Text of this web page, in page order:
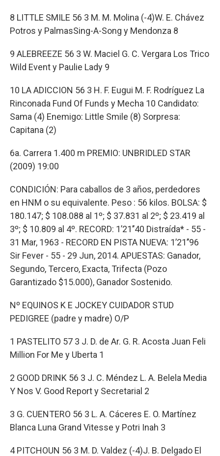
8 LITTLE SMILE 56 3 M. M. Molina (-4)W. E. Chávez
Potros y PalmasSing-A-Song y Mendonza 8
9 ALEBREEZE 56 3 W. Maciel G. C. Vergara Los Trico
Wild Event y Paulie Lady 9
10 LA ADICCION 56 3 H. F. Eugui M. F. Rodríguez La
Rinconada Fund Of Funds y Mecha 10 Candidato:
Sama (4) Enemigo: Little Smile (8) Sorpresa:
Capitana (2)
6a. Carrera 1.400 m PREMIO: UNBRIDLED STAR
(2009) 19:00
CONDICIÓN: Para caballos de 3 años, perdedores
en HNM o su equivalente. Peso : 56 kilos. BOLSA: $
180.147; $ 108.088 al 1º; $ 37.831 al 2º; $ 23.419 al
3º; $ 10.809 al 4º. RECORD: 1’21’’40 Distraída* - 55 -
31 Mar, 1963 - RECORD EN PISTA NUEVA: 1’21’’96
Sir Fever - 55 - 29 Jun, 2014. APUESTAS: Ganador,
Segundo, Tercero, Exacta, Trifecta (Pozo
Garantizado $15.000), Ganador Sostenido.
Nº EQUINOS K E JOCKEY CUIDADOR STUD
PEDIGREE (padre y madre) O/P
1 PASTELITO 57 3 J. D. de Ar. G. R. Acosta Juan Feli
Million For Me y Uberta 1
2 GOOD DRINK 56 3 J. C. Méndez L. A. Belela Media
Y Nos V. Good Report y Secretarial 2
3 G. CUENTERO 56 3 L. A. Cáceres E. O. Martínez
Blanca Luna Grand Vitesse y Potri Inah 3
4 PITCHOUN 56 3 M. D. Valdez (-4)J. B. Delgado El